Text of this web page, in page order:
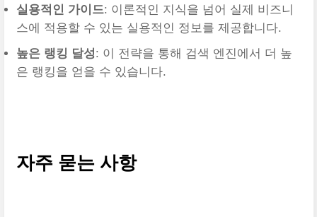
실용적인 가이드: 이론적인 지식을 넘어 실제 비즈니
스에 적용할 수 있는 실용적인 정보를 제공합니다.
높은 랭킹 달성: 이 전략을 통해 검색 엔진에서 더 높
은 랭킹을 얻을 수 있습니다.
자주 묻는 사항